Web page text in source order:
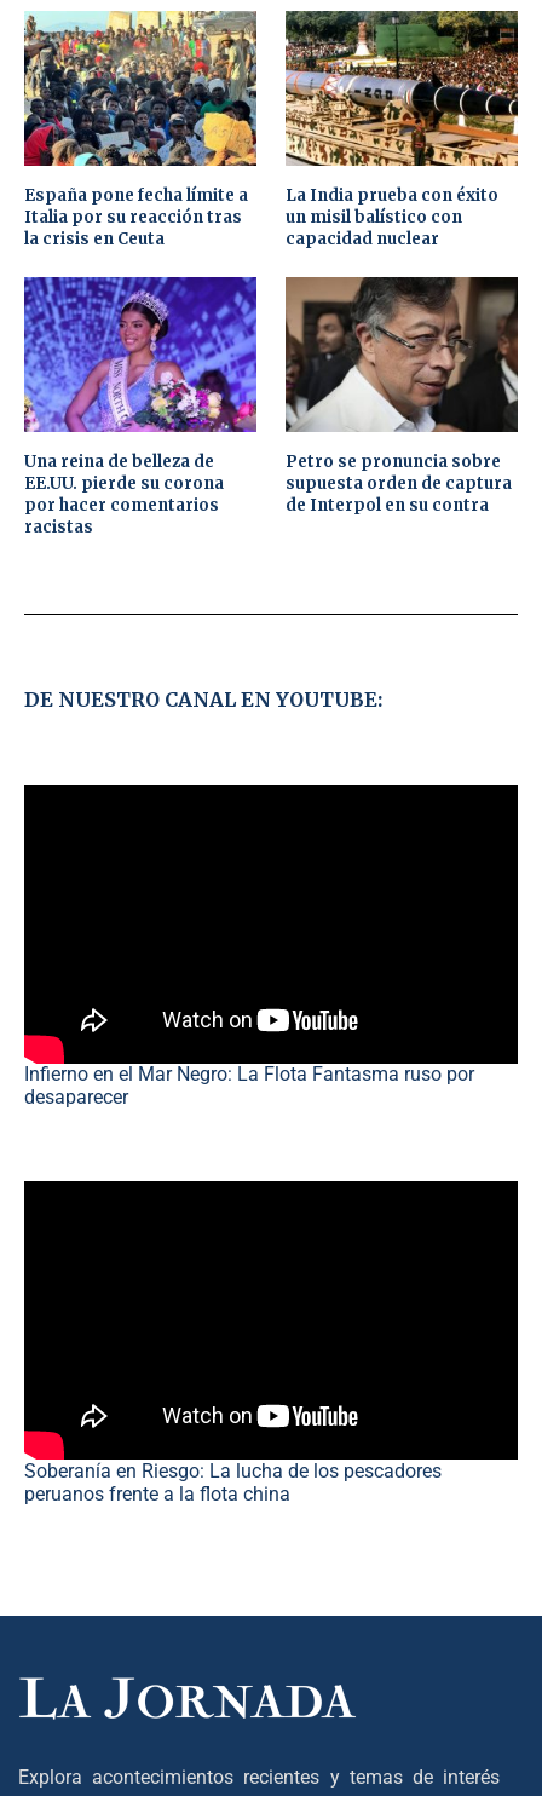
España pone fecha límite a
Italia por su reacción tras
la crisis en Ceuta
La India prueba con éxito
un misil balístico con
capacidad nuclear
Una reina de belleza de
EE.UU. pierde su corona
por hacer comentarios
racistas
Petro se pronuncia sobre
supuesta orden de captura
de Interpol en su contra
DE NUESTRO CANAL EN YOUTUBE:
Infierno en el Mar Negro: La Flota Fantasma ruso por
desaparecer
Soberanía en Riesgo: La lucha de los pescadores
peruanos frente a la flota china
Explora acontecimientos recientes y temas de interés